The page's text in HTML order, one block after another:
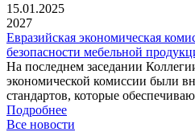
15.01.2025
2027
Евразийская экономическая
безопасности мебельной
На последнем заседании
экономической комиссии были
стандартов, которые
Подробнее
Все новости